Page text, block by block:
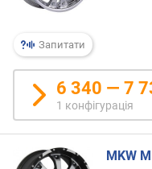
х
з
а
в
і
д
к
Запитати
6 340 — 7
1 конфігурація
MKW